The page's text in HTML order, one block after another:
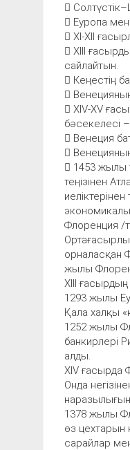

 Еуропа
 ХІ-ХІІ
 ХІІІ
сайлайтын.
 Кеңестің

 XIV-XV
бәсекелесі
 Венеция

 1453 жылы
теңізінен
Флоренция /
орналасқан
жылы
ХІІІ
1293 жылы
Қала халқы
1252 жылы
банкирлері
алды.
XIV ғасырда
Онда
1378 жылы
өз цехтарын
сарайлар